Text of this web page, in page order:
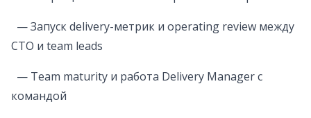
— Запуск delivery-метрик и operating review между
CTO и team leads
— Team maturity и работа Delivery Manager с
командой